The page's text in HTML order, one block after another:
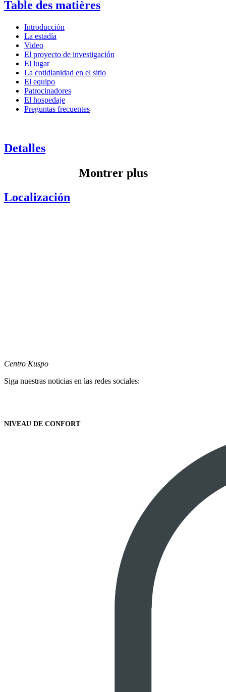
Table des matières
Introducción
La estadía
Video
El proyecto de investigación
El lugar
La cotidianidad en el sitio
El equipo
Patrocinadores
El hospedaje
Preguntas frecuentes
Detalles
Montrer plus
Localización
Centro Kuspo
Siga nuestras noticias en las redes sociales:
NIVEAU DE CONFORT